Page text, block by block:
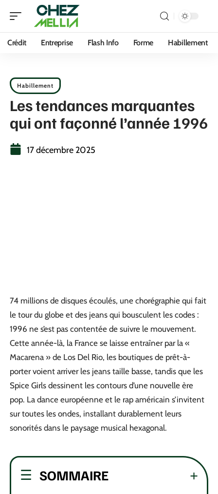
Crédit Entreprise Flash Info Forme Habillement
Habillement
Les tendances marquantes
qui ont façonné l’année 1996
17 décembre 2025
74 millions de disques écoulés, une chorégraphie qui fait
le tour du globe et des jeans qui bousculent les codes :
1996 ne s’est pas contentée de suivre le mouvement.
Cette année-là, la France se laisse entraîner par la «
Macarena » de Los Del Rio, les boutiques de prêt-à-
porter voient arriver les jeans taille basse, tandis que les
Spice Girls dessinent les contours d’une nouvelle ère
pop. La dance européenne et le rap américain s’invitent
sur toutes les ondes, installant durablement leurs
sonorités dans le paysage musical hexagonal.
SOMMAIRE